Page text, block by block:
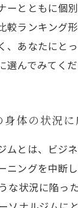
ーとともに個
較ランキング
、あなたにと
選んでみてくだ
体の状況
ムとは、ビジ
ニングを中断
な状況に陥っ